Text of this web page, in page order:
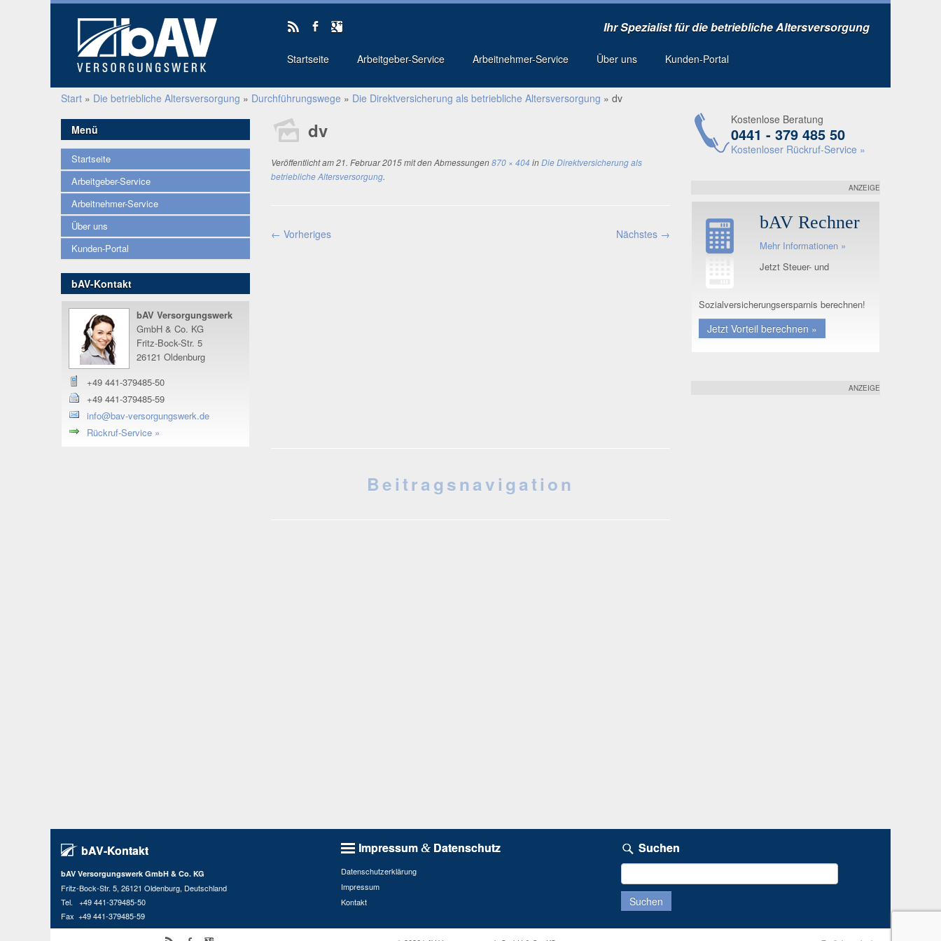
Ihr Spezialist für die betriebliche Altersversorgung
Startseite Arbeitgeber-Service Arbeitnehmer-Service Über uns Kunden-Portal
Start » Die betriebliche Altersversorgung » Durchführungswege » Die Direktversicherung als betriebliche Altersversorgung » dv
Menü
Startseite
Arbeitgeber-Service
Arbeitnehmer-Service
Über uns
Kunden-Portal
bAV-Kontakt
bAV Versorgungswerk
GmbH & Co. KG
Fritz-Bock-Str. 5
26121 Oldenburg
+49 441-379485-50
+49 441-379485-59
info@bav-versorgungswerk.de
Rückruf-Service »
dv
Veröffentlicht am21. Februar 2015mit den Abmessungen870 × 404 inDie Direktversicherung als
betriebliche Altersversorgung.
← Vorheriges Nächstes →
Beitragsnavigation
Kostenlose Beratung
0441 - 379 485 50
Kostenloser Rückruf-Service »
ANZEIGE
bAV Rechner
Mehr Informationen »
Jetzt Steuer- und
Sozialversicherungsersparnis berechnen!
Jetzt Vorteil berechnen »
ANZEIGE
bAV-Kontakt
bAV Versorgungswerk GmbH & Co. KG
Fritz-Bock-Str. 5, 26121 Oldenburg, Deutschland
Tel. +49 441-379485-50
Fax +49 441-379485-59
Impressum & Datenschutz
Datenschutzerklärung
Impressum
Kontakt
Suchen
Suchen
nach: